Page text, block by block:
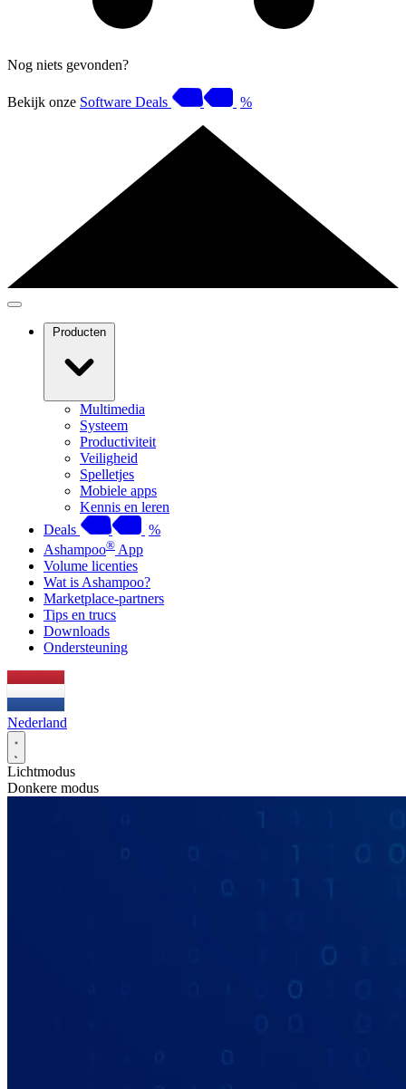
Nog niets gevonden?
Bekijk onze Software Deals %
Producten
Multimedia
Systeem
Productiviteit
Veiligheid
Spelletjes
Mobiele apps
Kennis en leren
Deals
%
Ashampoo® App
Volume licenties
Wat is Ashampoo?
Marketplace-partners
Tips en trucs
Downloads
Ondersteuning
Nederland
Lichtmodus
Donkere modus